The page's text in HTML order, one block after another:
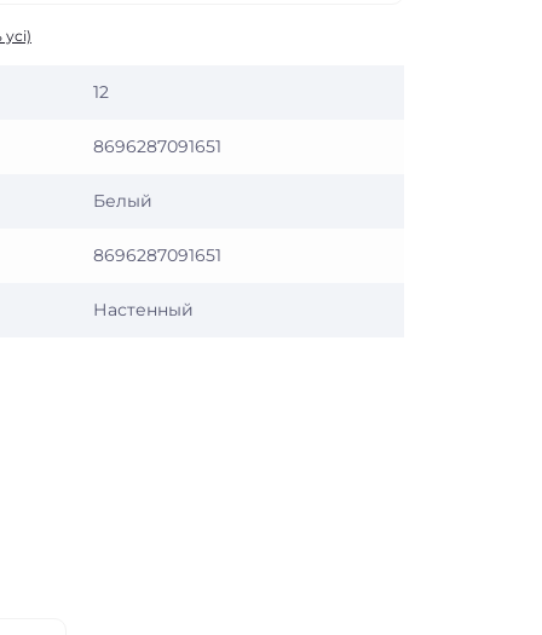
12
8696287091651
Белый
8696287091651
Настенный